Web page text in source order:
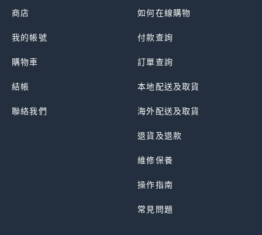
商店
我的帳號
購物車
結帳
聯絡我們
如何在線購物
付款查詢
訂單查詢
本地配送及取貨
海外配送及取貨
退貨及退款
維修保養
操作指南
常見問題